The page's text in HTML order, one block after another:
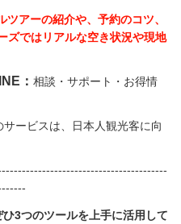
ツアーの紹介や、予約のコツ、
ルな空き状況や現地
： 相談・サポート・お得情
サービスは、日本人観光客に向
ひ3つのツールを上手に活用して